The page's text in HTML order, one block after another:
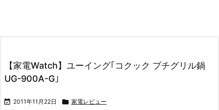
【家電Watch】ユーイング｢コクック プチグリル鍋
UG-900A-G｣
 2011年11月22日  家電レビュー